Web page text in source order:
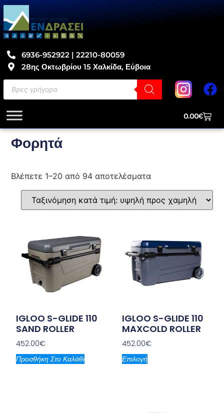
6936-952922 | 22210-80059
28ης Οκτωβρίου 15 Χαλκίδα, Εύβοια
0.00€
Φορητά
Βλέπετε 1–20 από 94 αποτελέσματα
IGLOO S-GLIDE 110
SAND ROLLER
452.00€
Προσθήκη Στο Καλάθι
IGLOO S-GLIDE 110
MAXCOLD ROLLER
452.00€
Επιλογή